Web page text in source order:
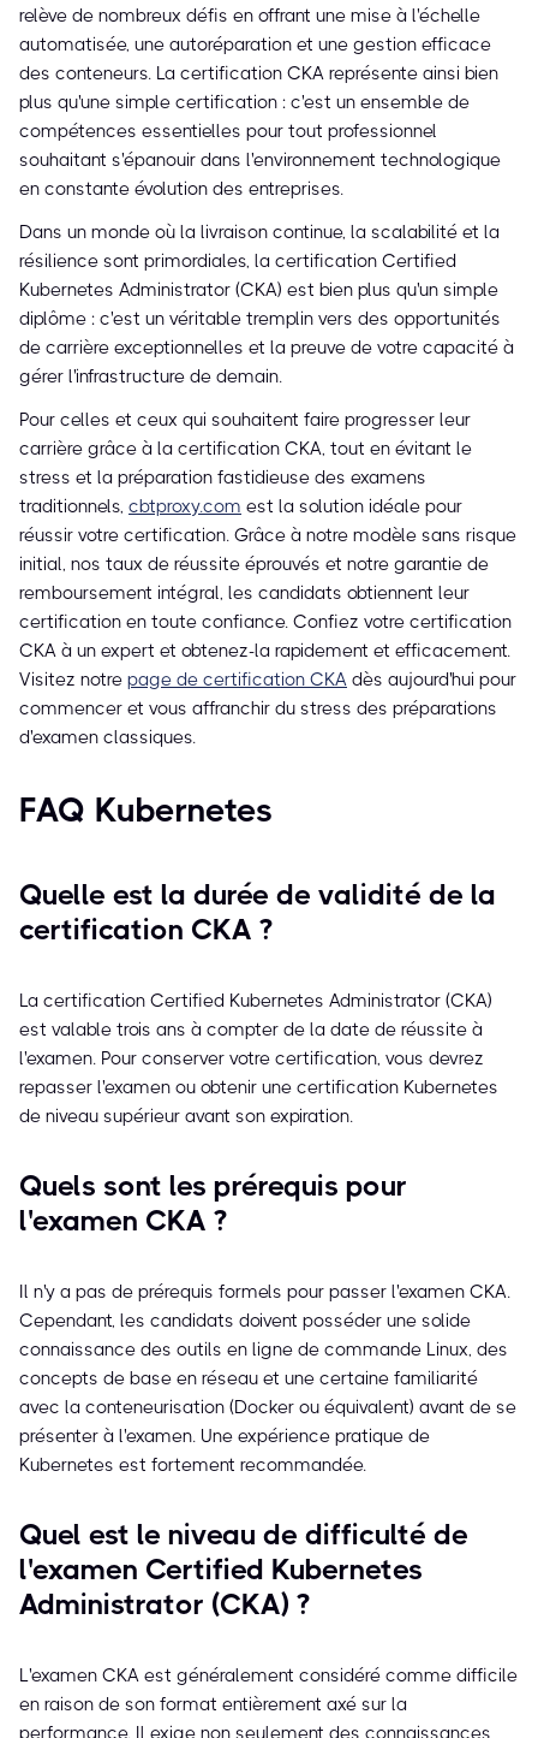
relève de nombreux défis en offrant une mise à l'échelle
automatisée, une autoréparation et une gestion efficace
des conteneurs. La certification CKA représente ainsi bien
plus qu'une simple certification : c'est un ensemble de
compétences essentielles pour tout professionnel
souhaitant s'épanouir dans l'environnement technologique
en constante évolution des entreprises.
Dans un monde où la livraison continue, la scalabilité et la
résilience sont primordiales, la certification Certified
Kubernetes Administrator (CKA) est bien plus qu'un simple
diplôme : c'est un véritable tremplin vers des opportunités
de carrière exceptionnelles et la preuve de votre capacité à
gérer l'infrastructure de demain.
Pour celles et ceux qui souhaitent faire progresser leur
carrière grâce à la certification CKA, tout en évitant le
stress et la préparation fastidieuse des examens
traditionnels, cbtproxy.com est la solution idéale pour
réussir votre certification. Grâce à notre modèle sans risque
initial, nos taux de réussite éprouvés et notre garantie de
remboursement intégral, les candidats obtiennent leur
certification en toute confiance. Confiez votre certification
CKA à un expert et obtenez-la rapidement et efficacement.
Visitez notre page de certification CKA dès aujourd'hui pour
commencer et vous affranchir du stress des préparations
d'examen classiques.
FAQ Kubernetes
Quelle est la durée de validité de la
certification CKA ?
La certification Certified Kubernetes Administrator (CKA)
est valable trois ans à compter de la date de réussite à
l'examen. Pour conserver votre certification, vous devrez
repasser l'examen ou obtenir une certification Kubernetes
de niveau supérieur avant son expiration.
Quels sont les prérequis pour
l'examen CKA ?
Il n'y a pas de prérequis formels pour passer l'examen CKA.
Cependant, les candidats doivent posséder une solide
connaissance des outils en ligne de commande Linux, des
concepts de base en réseau et une certaine familiarité
avec la conteneurisation (Docker ou équivalent) avant de se
présenter à l'examen. Une expérience pratique de
Kubernetes est fortement recommandée.
Quel est le niveau de difficulté de
l'examen Certified Kubernetes
Administrator (CKA) ?
L'examen CKA est généralement considéré comme difficile
en raison de son format entièrement axé sur la
performance. Il exige non seulement des connaissances